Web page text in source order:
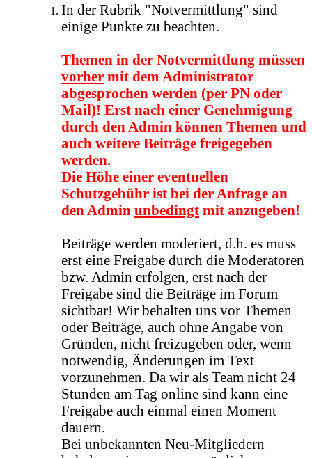
In der Rubrik "Notvermittlung" sind
einige Punkte zu beachten.
Themen in der Notvermittlung müssen
vorher mit dem Administrator
abgesprochen werden (per PN oder
Mail)! Erst nach einer Genehmigung
durch den Admin können Themen und
auch weitere Beiträge freigegeben
werden.
Die Höhe einer eventuellen
Schutzgebühr ist bei der Anfrage an
den Admin unbedingt mit anzugeben!
Beiträge werden moderiert, d.h. es muss
erst eine Freigabe durch die Moderatoren
bzw. Admin erfolgen, erst nach der
Freigabe sind die Beiträge im Forum
sichtbar! Wir behalten uns vor Themen
oder Beiträge, auch ohne Angabe von
Gründen, nicht freizugeben oder, wenn
notwendig, Änderungen im Text
vorzunehmen. Da wir als Team nicht 24
Stunden am Tag online sind kann eine
Freigabe auch einmal einen Moment
dauern.
Bei unbekannten Neu-Mitgliedern